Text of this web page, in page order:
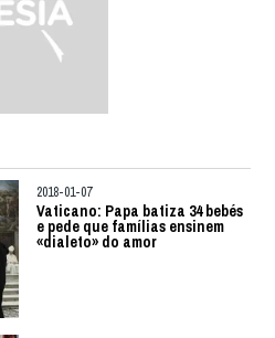
2018-01-07
Vaticano: Papa batiza 34 bebés
e pede que famílias ensinem
«dialeto» do amor